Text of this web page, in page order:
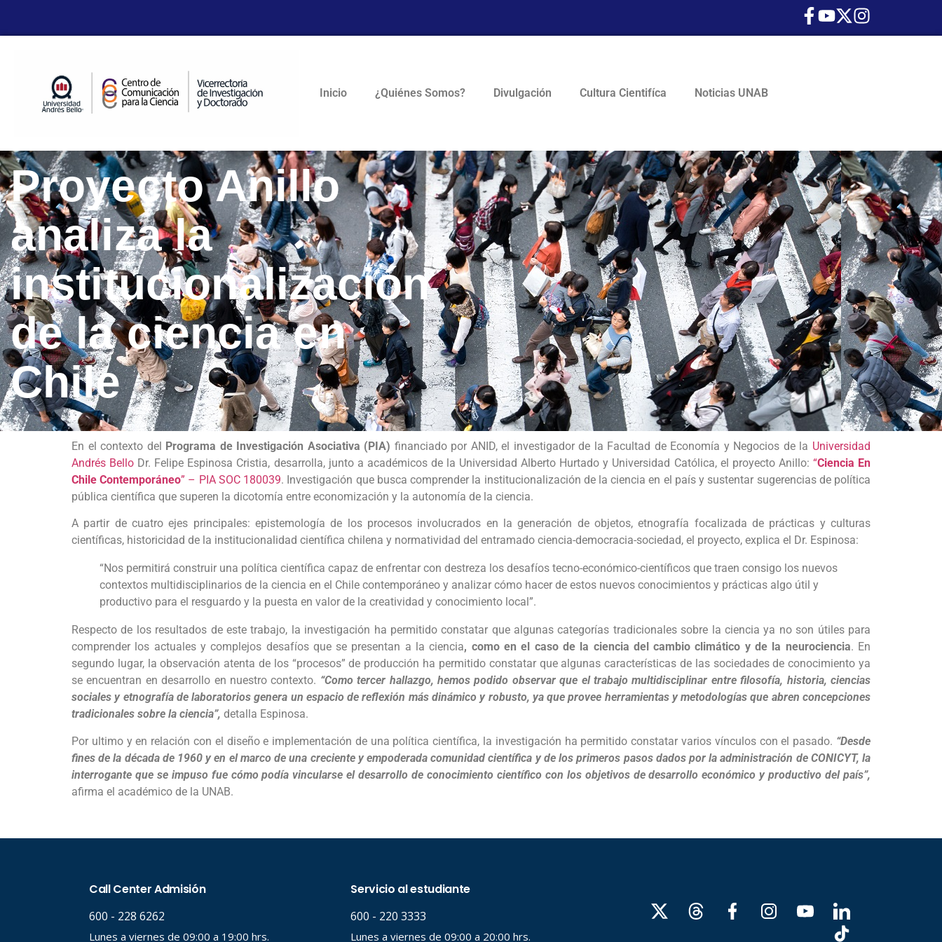
Inicio ¿Quiénes Somos? Divulgación Cultura Cientifíca Noticias UNAB
Proyecto Anillo
analiza la
institucionalización
de la ciencia en
Chile
En el contexto del Programa de Investigación Asociativa (PIA) financiado por ANID, el investigador de la Facultad de Economía y Negocios de la Universidad
Andrés Bello Dr. Felipe Espinosa Cristia, desarrolla, junto a académicos de la Universidad Alberto Hurtado y Universidad Católica, el proyecto Anillo: “Ciencia En
Chile Contemporáneo” – PIA SOC 180039. Investigación que busca comprender la institucionalización de la ciencia en el país y sustentar sugerencias de política
pública científica que superen la dicotomía entre economización y la autonomía de la ciencia.
A partir de cuatro ejes principales: epistemología de los procesos involucrados en la generación de objetos, etnografía focalizada de prácticas y culturas
científicas, historicidad de la institucionalidad científica chilena y normatividad del entramado ciencia-democracia-sociedad, el proyecto, explica el Dr. Espinosa:
“Nos permitirá construir una política científica capaz de enfrentar con destreza los desafíos tecno-económico-científicos que traen consigo los nuevos
contextos multidisciplinarios de la ciencia en el Chile contemporáneo y analizar cómo hacer de estos nuevos conocimientos y prácticas algo útil y
productivo para el resguardo y la puesta en valor de la creatividad y conocimiento local”.
Respecto de los resultados de este trabajo, la investigación ha permitido constatar que algunas categorías tradicionales sobre la ciencia ya no son útiles para
comprender los actuales y complejos desafíos que se presentan a la ciencia, como en el caso de la ciencia del cambio climático y de la neurociencia. En
segundo lugar, la observación atenta de los “procesos” de producción ha permitido constatar que algunas características de las sociedades de conocimiento ya
se encuentran en desarrollo en nuestro contexto. “Como tercer hallazgo, hemos podido observar que el trabajo multidisciplinar entre filosofía, historia, ciencias
sociales y etnografía de laboratorios genera un espacio de reflexión más dinámico y robusto, ya que provee herramientas y metodologías que abren concepciones
tradicionales sobre la ciencia”, detalla Espinosa.
Por ultimo y en relación con el diseño e implementación de una política científica, la investigación ha permitido constatar varios vínculos con el pasado. “Desde
fines de la década de 1960 y en el marco de una creciente y empoderada comunidad científica y de los primeros pasos dados por la administración de CONICYT, la
interrogante que se impuso fue cómo podía vincularse el desarrollo de conocimiento científico con los objetivos de desarrollo económico y productivo del país”,
afirma el académico de la UNAB.